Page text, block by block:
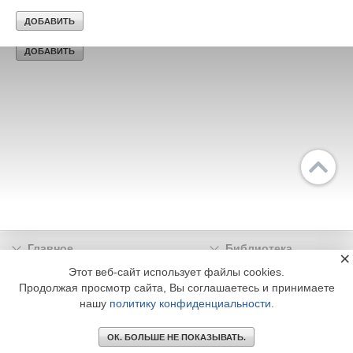
Главное
Библиотека
Подписка
Реклама
Информация
© 2002 - 2026 OOO Издательский дом «МЕДИА ТЕХНОЛОДЖИ» +7 (495) 665-00-
Этот веб-сайт использует файлы cookies.
Продолжая просмотр сайта, Вы соглашаетесь и принимаете
нашу политику конфиденциальности
ОК. БОЛЬШЕ НЕ ПОКАЗЫВАТЬ.
×